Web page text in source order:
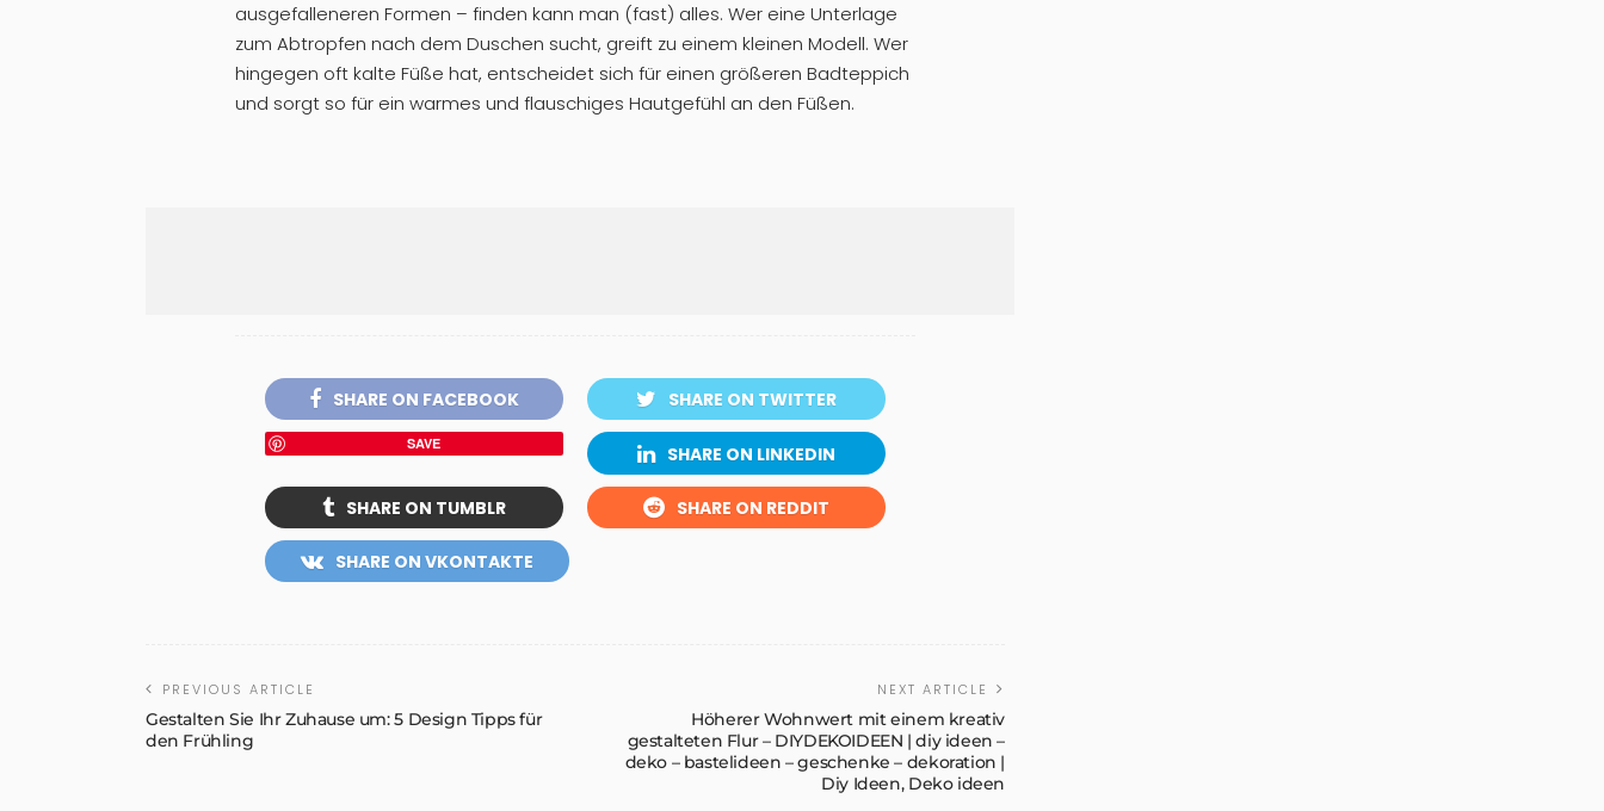
ausgefalleneren Formen – finden kann man (fast) alles. Wer eine Unterlage
zum Abtropfen nach dem Duschen sucht, greift zu einem kleinen Modell. Wer
hingegen oft kalte Füße hat, entscheidet sich für einen größeren Badteppich
und sorgt so für ein warmes und flauschiges Hautgefühl an den Füßen.
SHARE ON FACEBOOK SHARE ON TWITTER
SAVE SHARE ON LINKEDIN
SHARE ON TUMBLR SHARE ON REDDIT
SHARE ON VKONTAKTE
PREVIOUS ARTICLE
Gestalten Sie Ihr Zuhause um: 5 Design Tipps für
den Frühling
NEXT ARTICLE
Höherer Wohnwert mit einem kreativ
gestalteten Flur – DIYDEKOIDEEN | diy ideen –
deko – bastelideen – geschenke – dekoration |
Diy Ideen, Deko ideen